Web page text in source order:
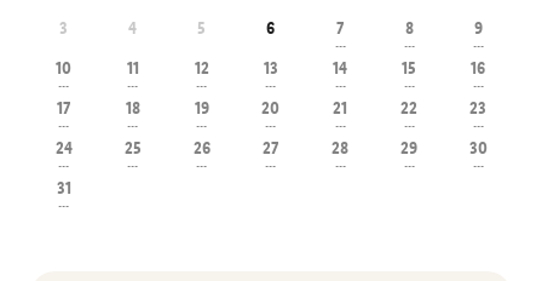
3
4 5 6 7
---
8
---
9
---
10
---
11
---
12
---
13
---
14
---
15
---
16
---
17
---
18
---
19
---
20
---
21
---
22
---
23
---
24
---
25
---
26
---
27
---
28
---
29
---
30
---
31
---